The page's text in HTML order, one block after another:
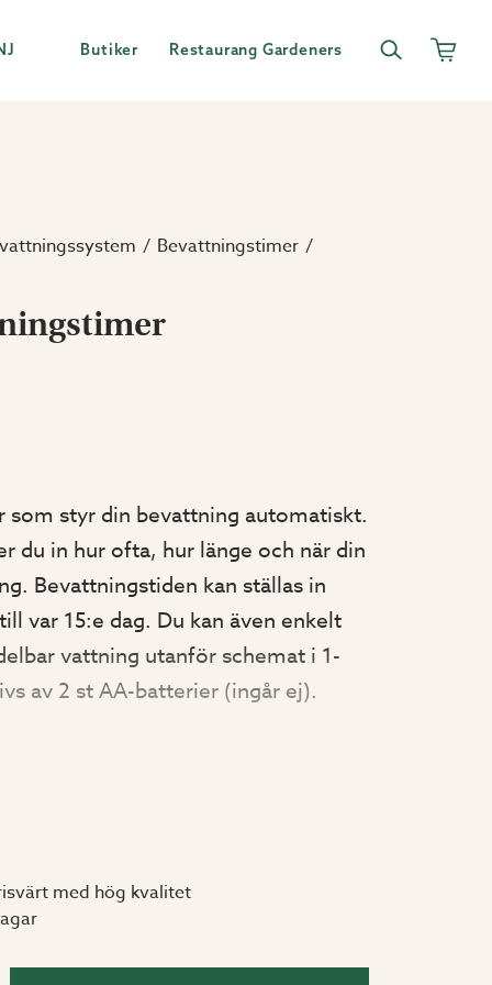
Butiker Restaurang Gardeners
Bevattningstimer
styr din bevattning automatiskt.
du in hur ofta, hur länge och när din
Bevattningstiden kan ställas in
var 15:e dag. Du kan även enkelt
vattning utanför schemat i 1-
av 2 st AA-batterier (ingår ej).
6 barmed hög kvalitet